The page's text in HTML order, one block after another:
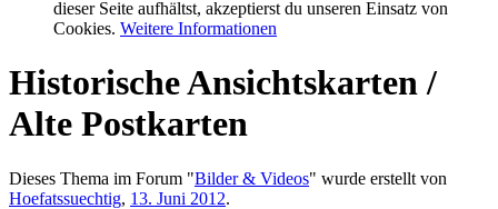
dieser Seite aufhältst, akzeptierst du unseren Einsatz von
Cookies. Weitere Informationen
Historische Ansichtskarten /
Alte Postkarten
Dieses Thema im Forum "Bilder & Videos" wurde erstellt von
Hoefatssuechtig, 13. Juni 2012.